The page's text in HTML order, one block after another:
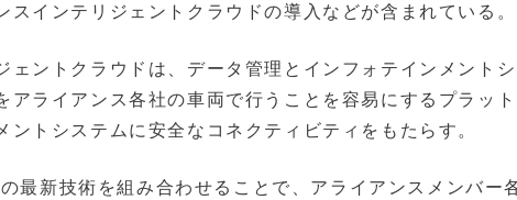
スインテリジェントクラウドの導入などが含まれている。
ェントクラウドは、データ管理とインフォテインメント
アライアンス各社の車両で行うことを容易にするプラッ
ントシステムに安全なコネクティビティをもたらす。
最新技術を組み合わせることで、アライアンスメンバー